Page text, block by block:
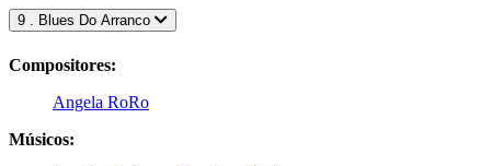
9 . Blues Do Arranco
Compositores:
Angela RoRo
Músicos: